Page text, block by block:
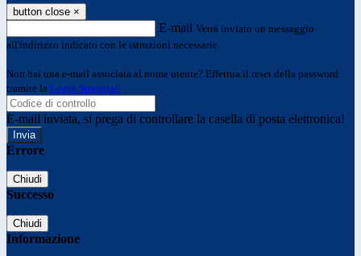
button close ×
E-mail Verrà inviato un messaggio
all'indirizzo indicato con le istruzioni necessarie.
Non hai una e-mail associata al nome utente? Effettua il reset della password
tramite la Login Spaggiari
E-mail inviata, si prega di controllare la casella di posta elettronica!
Errore
Chiudi
Successo
Chiudi
Informazione